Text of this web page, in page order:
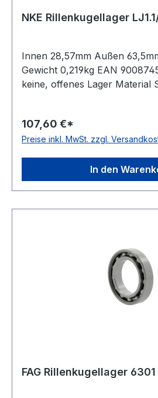
NKE Rillenkugellager
Innen 28,57mm Außen
Gewicht 0,219kg EAN
keine, offenes Lager Material
Bohrung zylindrische Bohrung
Temperaturbereich -20 bis
Material der Wälzkörper
Wälzlagerstahl
107,60 €*
Preise inkl. MwSt. zzgl.
In den
FAG Rillenkugellager